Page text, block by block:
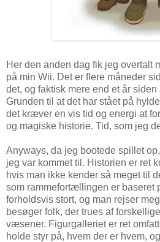
Her den anden dag fik jeg overtalt
på min Wii. Det er flere måneder
det, og faktisk mere end et år siden
Grunden til at det har stået på
det kræver en vis tid og energi at
og magiske historie. Tid, som jeg
Anyways, da jeg bootede spillet
jeg var kommet til. Historien er ret
hvis man ikke kender så meget til
som rammefortællingen er baseret
forholdsvis stort, og man rejser
besøger folk, der trues af
væsener. Figurgalleriet er ret
holde styr på, hvem der er hvem,